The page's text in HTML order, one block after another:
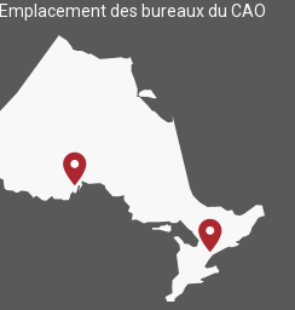
Emplacement des bureaux du CAO